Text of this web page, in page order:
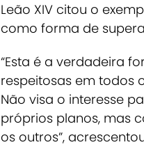
Leão XIV citou o
como forma de
“Esta é a verdadeira
respeitosas em todos
Não visa o interesse
próprios planos, mas
os outros”,